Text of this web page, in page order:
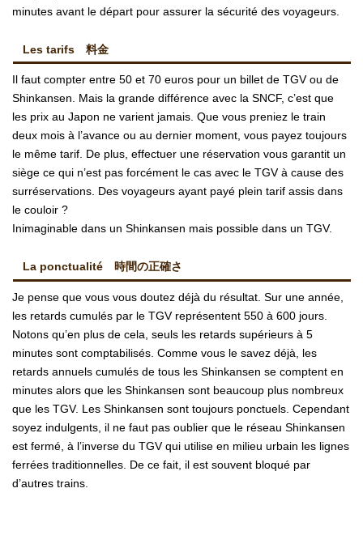
minutes avant le départ pour assurer la sécurité des voyageurs.
Les tarifs 料金
Il faut compter entre 50 et 70 euros pour un billet de TGV ou de
Shinkansen. Mais la grande différence avec la SNCF, c’est que
les prix au Japon ne varient jamais. Que vous preniez le train
deux mois à l’avance ou au dernier moment, vous payez toujours
le même tarif. De plus, effectuer une réservation vous garantit un
siège ce qui n’est pas forcément le cas avec le TGV à cause des
surréservations. Des voyageurs ayant payé plein tarif assis dans
le couloir ?
Inimaginable dans un Shinkansen mais possible dans un TGV.
La ponctualité 時間の正確さ
Je pense que vous vous doutez déjà du résultat. Sur une année,
les retards cumulés par le TGV représentent 550 à 600 jours.
Notons qu’en plus de cela, seuls les retards supérieurs à 5
minutes sont comptabilisés. Comme vous le savez déjà, les
retards annuels cumulés de tous les Shinkansen se comptent en
minutes alors que les Shinkansen sont beaucoup plus nombreux
que les TGV. Les Shinkansen sont toujours ponctuels. Cependant
soyez indulgents, il ne faut pas oublier que le réseau Shinkansen
est fermé, à l’inverse du TGV qui utilise en milieu urbain les lignes
ferrées traditionnelles. De ce fait, il est souvent bloqué par
d’autres trains.